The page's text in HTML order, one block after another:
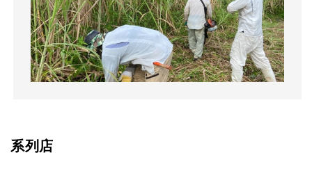
系列店